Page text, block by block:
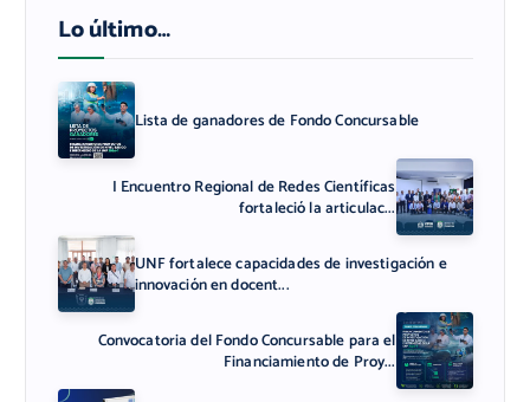
Lo último…
Lista de ganadores de Fondo Concursable
I Encuentro Regional de Redes Científicas
fortaleció la articulac...
UNF fortalece capacidades de investigación e
innovación en docent...
Convocatoria del Fondo Concursable para el
Financiamiento de Proy...